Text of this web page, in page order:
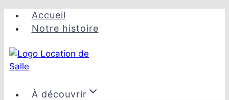
Aller
Accueil
Notre histoire
À découvrir